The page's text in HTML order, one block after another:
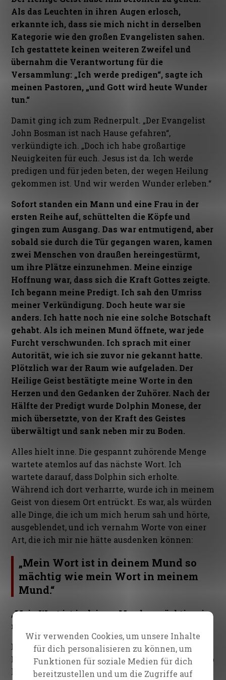
Als das Leuchten in ihren Augen erlosch,
erkannte ich, dass sie mich nicht in derselben
Kategorie wie den großen Evangelisten sahen.
Ich gestattete keinen weiteren Zweifel und
übernahm die Verantwortung für die
Versammlung: „Ich werde predigen“, sagte ich
meinen Pastoren, „und Gott wird heute Wunder
tun.“
Damit ging ich zum Rednerpult. „Der Evangelist
John Bosman ist nach Hause gefahren“,
verkündigte ich. „Doch ich habe großartige
Neuigkeiten für euch. Jesus ist da. Ich werde
predigen und für jeden beten, der wegen Heilung
gekommen ist. Und wir werden Wunder erleben.“
Sofort standen ein Mann und eine Frau in der
ersten Reihe auf, schüttelten die Köpfe und
gingen zum Ausgang. Das war entmutigend, aber
sobald sie durch die Tür gegangen waren, kamen
zwei Menschen von draußen hereingestürmt,
um ihre Plätze einzunehmen. Meine einzige
Hoffnung war, dass sich die Kraft Gottes zeigte.
Ich begann meine Predigt. Ich sah den Umriss
meiner Verkündigung. Doch heute war sie
anders. Ich hatte noch nie eine solche Botschaft
gehabt. Als ich meinen Mund öffnete, war jede
Furcht verschwunden. Ich sprach mit einer
Autorität, wie ich sie zuvor nie gekannt hatte.
Plötzlich war der Raum wie aufgeladen. Der
Heilige Geist bestätigte meine Worte in den
Herzen und den Gedanken der Zuhörer. Nach der
Hälfte der Predigt wurde Dolphin Monese, der
mich übersetzte, von der Kraft des Geistes
überwältigt und sank neben mir zu Boden.
Alles hielt inne. Die gespannt zuhörende Menge
wartete atemlos auf das nächste Wort. Ich
wartete darauf, dass Dolphin sich erholte.
Während ich dort verharrte, wurde ich in meinem
Geist von diesem Ort entrückt. Es war, als würden
alle Dinge, die ich um mich herum sah und hörte,
ausgeblendet, und ich vernahm Worte von einer
Art, die ich mir nie hätte ausdenken können:
„Mein Wort ist in deinem Mund so
mächtig wie mein Wort in meinem
Mund.“
„Mein Wort ist in deinem Mund so mächtig wie
mein Wort in meinem Mund.“
Das konnte ich nur durch den Geist erfassen.
Meine Sinne würden das nicht mitmachen. Es gab
keinen Zweifel, dass ich gerade neues Territorium
Wir verwenden Cookies, um unsere Inhalte
für dich personalisieren zu können, um
Funktionen für soziale Medien für dich
bereitzustellen und um die Zugriffe auf